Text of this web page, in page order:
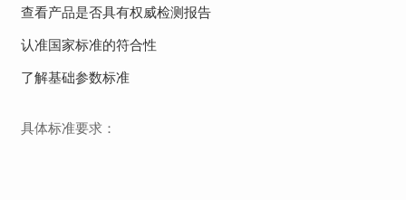
查看产品是否具有权威检测报告
认准国家标准的符合性
了解基础参数标准
具体标准要求：